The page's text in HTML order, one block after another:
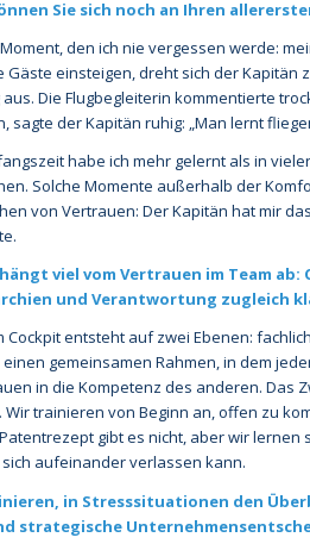
Sie sich noch an Ihren
den ich nie vergessen werde:
Gäste einsteigen, dreht sich der Kapitän
Die Flugbegleiterin kommentierte
sagte der Kapitän ruhig: „Man lernt
habe ich mehr gelernt als in
Solche Momente außerhalb der
von Vertrauen: Der Kapitän hat mir
viel vom Vertrauen im Team
und Verantwortung zugleich
Cockpit entsteht auf zwei Ebenen:
gemeinsamen Rahmen, in dem
in die Kompetenz des anderen. Das
trainieren von Beginn an, offen zu
gibt es nicht, aber wir
aufeinander verlassen kann.
in Stresssituationen den
strategische